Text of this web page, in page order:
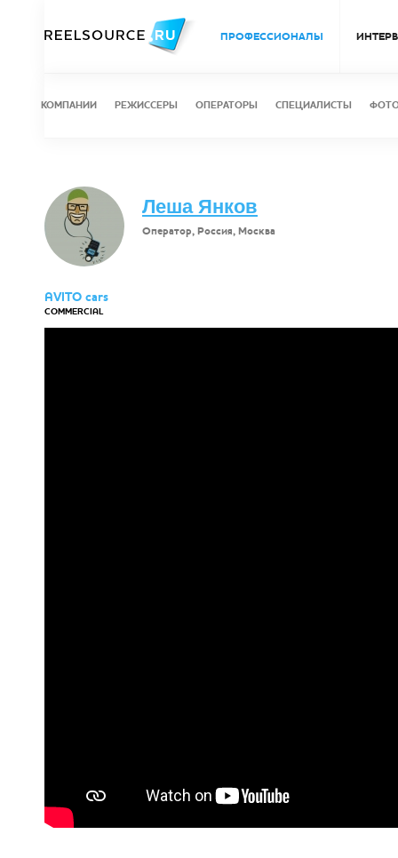
ПРОФЕССИОНАЛЫ
КОМПАНИИ РЕЖИССЕРЫ ОПЕРАТОРЫ СПЕЦИАЛИСТЫ
Леша Янков
Оператор, Россия, Москва
AVITO cars
COMMERCIAL